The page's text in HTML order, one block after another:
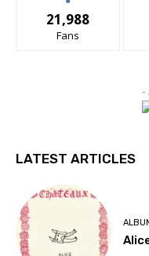
21,988
Fans
-
LATEST ARTICLES